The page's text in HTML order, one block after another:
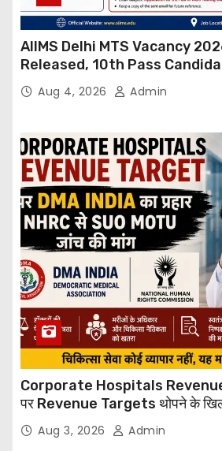
AIIMS Delhi MTS Vacancy
Released, 10th Pass
Through Email
Aug 4, 2026 Admin
Corporate Hospitals Revenue
पर Revenue Targets थोपने के
बड़ा कदम, NHRC से Suo Motu जांच
Aug 3, 2026 Admin